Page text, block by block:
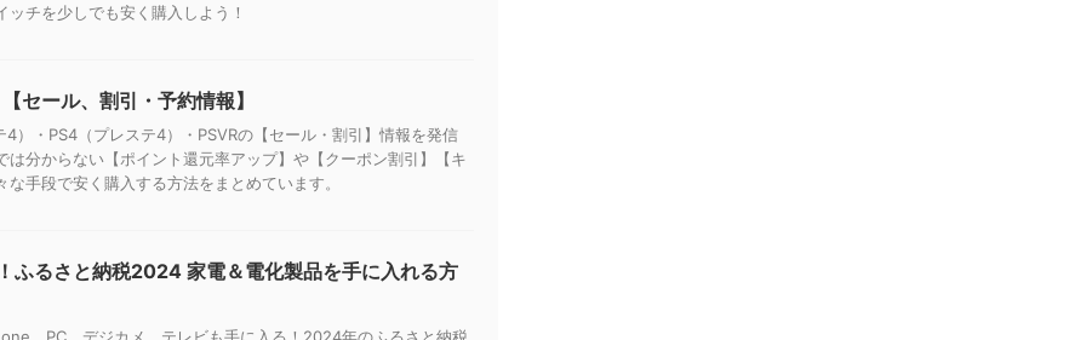
チを少しでも安く購入しよう！
セール、割引・予約情報】
）・PS4（プレステ4）・PSVRの【セール・割引】情報を発信
は分からない【ポイント還元率アップ】や【クーポン割引】【キ
手段で安く購入する方法をまとめています。
ふるさと納税2024 家電＆電化製品を手に入れる方